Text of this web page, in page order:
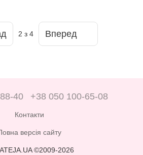
2 з 4 Вперед
40 +38 050 100-65-08
Контакти
версія сайту
©2009-2026